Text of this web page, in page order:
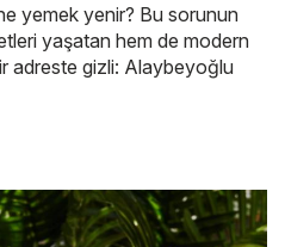
yemek yenir? Bu sorunun
yaşatan hem de modern
adreste gizli: Alaybeyoğlu